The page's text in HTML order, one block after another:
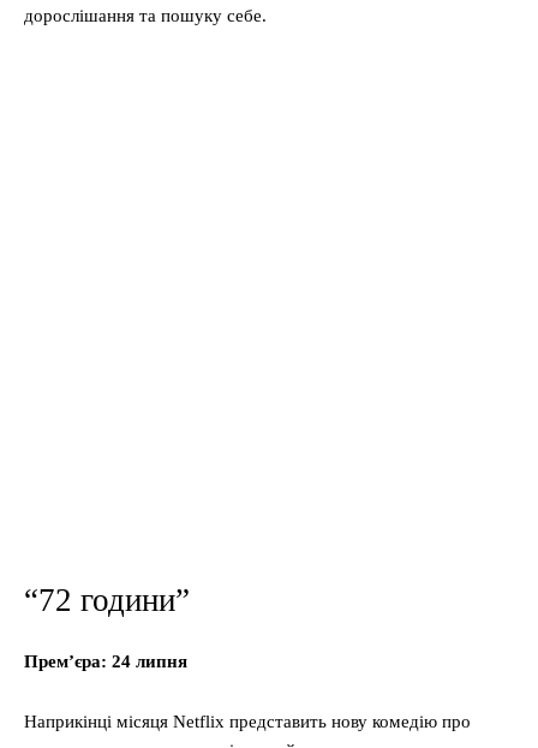
дорослішання та пошуку себе.
“72 години”
Прем’єра: 24 липня
Наприкінці місяця Netflix представить нову комедію про